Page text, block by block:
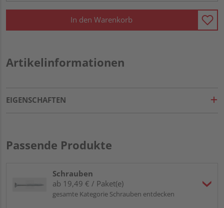
In den Warenkorb
Artikelinformationen
EIGENSCHAFTEN
Passende Produkte
Schrauben
ab 19,49 € / Paket(e)
gesamte Kategorie Schrauben entdecken